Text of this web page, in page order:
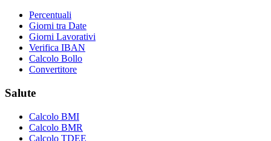
Percentuali
Giorni tra Date
Giorni Lavorativi
Verifica IBAN
Calcolo Bollo
Convertitore
Salute
Calcolo BMI
Calcolo BMR
Calcolo TDEE